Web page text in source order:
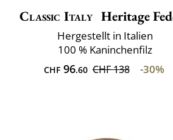
Classic Italy Heritage
Hergestellt in Italien
100 % Kaninchenfilz
CHF96.60 CHF 138 -30%